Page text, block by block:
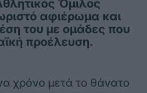
Όμιλος
αφιέρωμα και
του με ομάδες που
προέλευση.
χρόνο μετά το θάνατο